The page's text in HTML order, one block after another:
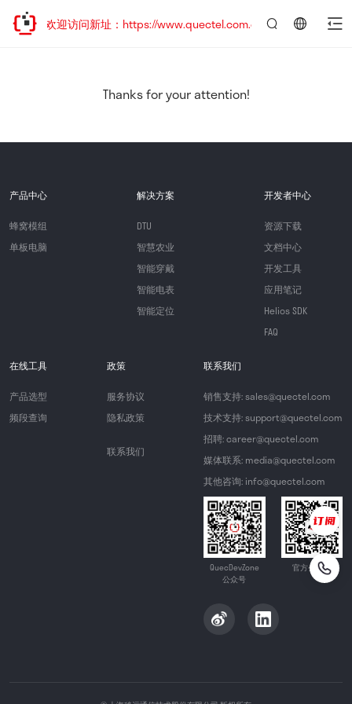
迁移，欢迎访问新址：https://www.quectel.com.cn
Thanks for your attention!
产品中心
蜂窝模组
单板电脑
解决方案
DTU
智慧农业
智能穿戴
智能电表
智能定位
开发者中心
资源下载
文档中心
开发工具
应用笔记
Helios SDK
FAQ
在线工具
产品选型
频段查询
政策
服务协议
隐私政策
联系我们
联系我们
销售支持: sales@quectel.com
技术支持: support@quectel.com
招聘: career@quectel.com
媒体联系: media@quectel.com
其他咨询: info@quectel.com
QuecDevZone
公众号
官方公众号